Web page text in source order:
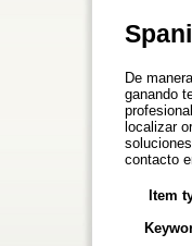
De
ganando
localizar
contacto
Item